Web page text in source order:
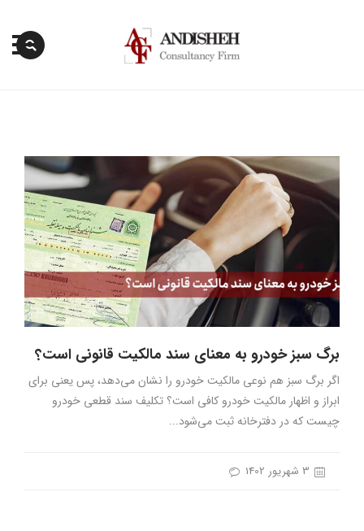
برگ سبز خودرو به معنای سند مالکیت قانونی است؟
اگر برگ سبز هم نوعی مالکیت خودرو را نشان می‌دهد، پس یعنی برای
ابراز و اظهار مالکیت خودرو کافی است؟ تکلیف سند قطعی خودرو
چیست که در دفترخانه ثبت می‌شود...